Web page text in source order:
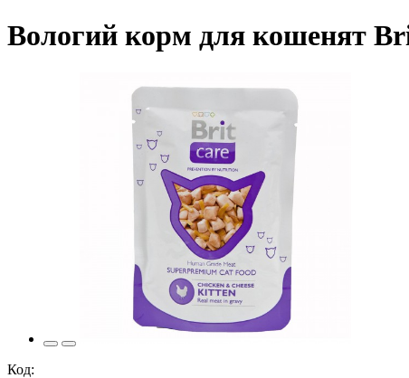
Вологий корм для кошенят
Код: